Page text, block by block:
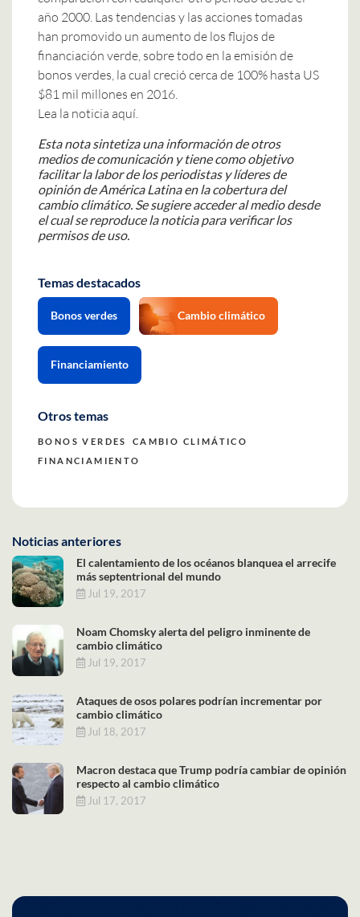
año 2000. Las tendencias y las acciones tomadas
han promovido un aumento de los flujos de
financiación verde, sobre todo en la emisión de
bonos verdes , la cual creció cerca de 100% hasta US
$81 mil millones en 2016.
Lea la noticia aquí.
Esta nota sintetiza una información de otros
medios de comunicación y tiene como objetivo
facilitar la labor de los periodistas y líderes de
opinión de América Latina en la cobertura del
cambio climático. Se sugiere acceder al medio desde
el cual se reproduce la noticia para verificar los
permisos de uso.
Temas destacados
Bonos verdes Cambio climático
Financiamiento
Otros temas
BONOS VERDES
CAMBIO CLIMÁTICO
FINANCIAMIENTO
Noticias anteriores
El calentamiento de los océanos blanquea el arrecife
más septentrional del mundo
Jul 19, 2017
Noam Chomsky alerta del peligro inminente de
cambio climático
Jul 19, 2017
Ataques de osos polares podrían incrementar por
cambio climático
Jul 18, 2017
Macron destaca que Trump podría cambiar de opinión
respecto al cambio climático
Jul 17, 2017